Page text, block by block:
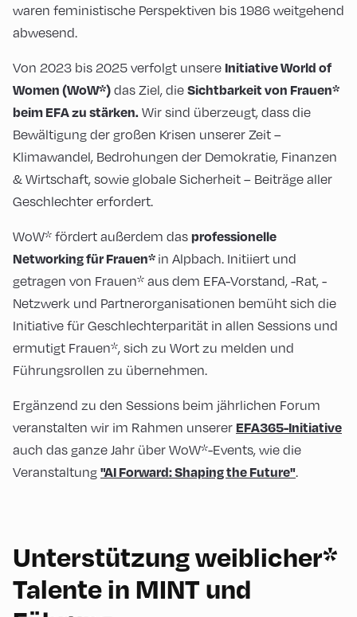
waren feministische Perspektiven bis 1986 weitgehend
abwesend.
Von 2023 bis 2025 verfolgt unsere Initiative World of
Women (WoW*)das Ziel, dieSichtbarkeit von Frauen*
beim EFA zu stärken. Wir sind überzeugt, dass die
Bewältigung der großen Krisen unserer Zeit –
Klimawandel, Bedrohungen der Demokratie, Finanzen
& Wirtschaft, sowie globale Sicherheit – Beiträge aller
Geschlechter erfordert.
WoW* fördert außerdem dasprofessionelle
Networking für Frauen*in Alpbach. Initiiert und
getragen von Frauen* aus dem EFA-Vorstand, -Rat, -
Netzwerk und Partnerorganisationen bemüht sich die
Initiative für Geschlechterparität in allen Sessions und
ermutigt Frauen*, sich zu Wort zu melden und
Führungsrollen zu übernehmen.
Ergänzend zu den Sessions beim jährlichen Forum
veranstalten wir im Rahmen unserer EFA365-Initiative
auch das ganze Jahr über WoW*-Events, wie die
Veranstaltung"AI Forward: Shaping the Future".
Unterstützung weiblicher*
Talente in MINT und